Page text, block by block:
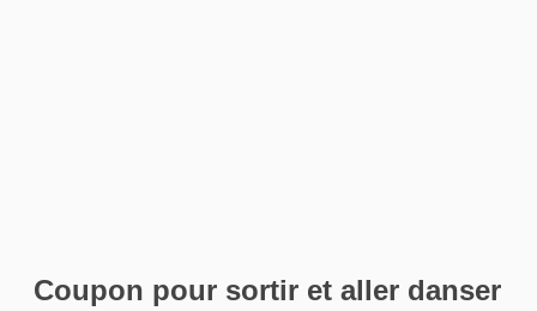
Coupon pour sortir et aller danser